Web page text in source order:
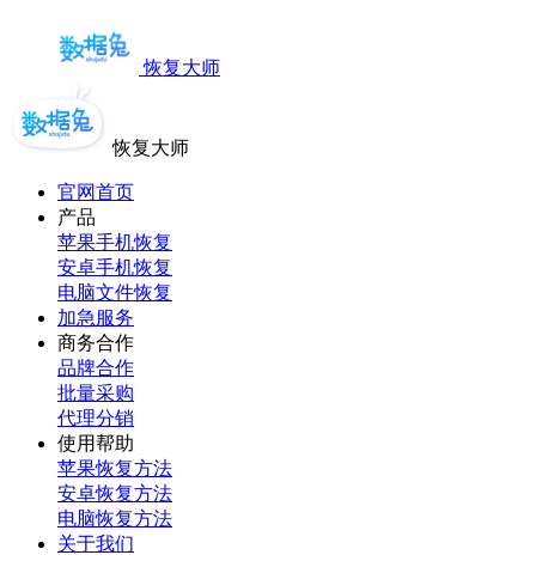
恢复大师
恢复大师
官网首页
产品
苹果手机恢复
安卓手机恢复
电脑文件恢复
加急服务
商务合作
品牌合作
批量采购
代理分销
使用帮助
苹果恢复方法
安卓恢复方法
电脑恢复方法
关于我们